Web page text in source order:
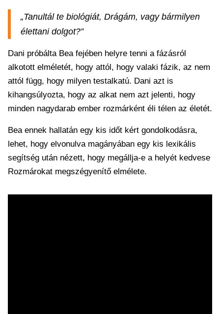
„Tanultál te biológiát, Drágám, vagy bármilyen
élettani dolgot?”
Dani próbálta Bea fejében helyre tenni a fázásról
alkotott elméletét, hogy attól, hogy valaki fázik, az nem
attól függ, hogy milyen testalkatú. Dani azt is
kihangsúlyozta, hogy az alkat nem azt jelenti, hogy
minden nagydarab ember rozmárként éli télen az életét.
Bea ennek hallatán egy kis időt kért gondolkodásra,
lehet, hogy elvonulva magányában egy kis lexikális
segítség után nézett, hogy megállja-e a helyét kedvese
Rozmárokat megszégyenítő elmélete.